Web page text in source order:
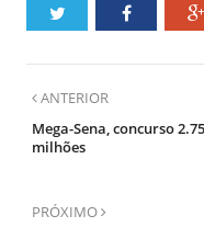
ANTERIOR
Mega-Sena, concurso
milhões
PRÓXIMO